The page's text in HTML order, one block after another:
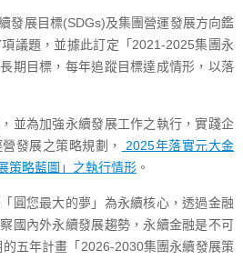
發展目標(SDGs)及集團營運發展方向鑑
議題，並據此訂定「2021-2025集團永
期目標，每年追蹤目標達成情形，以落
並為加強永續發展工作之執行，實踐企
發展之策略規劃，
2025年落實元大金
策略藍圖」之執行情形 。
圓您最大的夢」為永續核心，透過金融
國內外永續發展趨勢，永續金融是不可
五年計畫「2026-2030集團永續發展策